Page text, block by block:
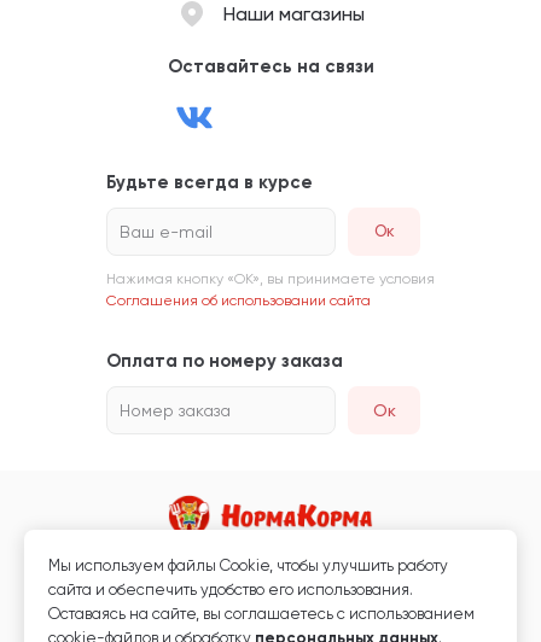
Наши магазины
Оставайтесь на связи
Будьте всегда в курсе
Ваш e-mail
Нажимая кнопку «ОК», вы принимаете условия
Соглашения об использовании сайта
Оплата по номеру заказа
Номер заказа Ок
Магазин кормов для животных и ветаптека
Любая информация, размещённая на сайте, не является публичной
офертой.
Мы используем файлы Сookie, чтобы улучшить работу
сайта и обеспечить удобство его использования.
Оставаясь на сайте, вы соглашаетесь с использованием
cookie-файлов и обработку персональных данных.